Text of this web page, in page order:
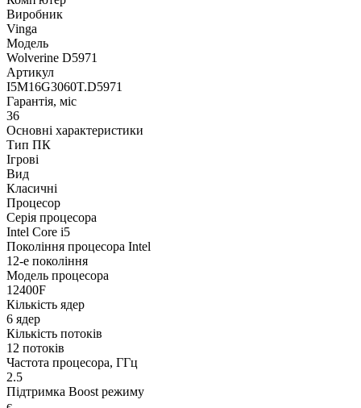
Виробник
Vinga
Модель
Wolverine D5971
Артикул
I5M16G3060T.D5971
Гарантія, міс
36
Основні характеристики
Тип ПК
Ігрові
Вид
Класичні
Процесор
Серія процесора
Intel Core i5
Покоління процесора Intel
12-е покоління
Модель процесора
12400F
Кількість ядер
6 ядер
Кількість потоків
12 потоків
Частота процесора, ГГц
2.5
Підтримка Boost режиму